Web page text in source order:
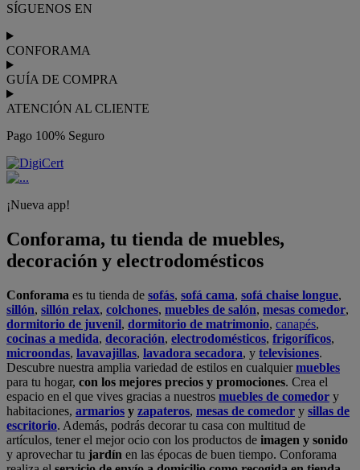
SÍGUENOS EN
CONFORAMA
GUÍA DE COMPRA
ATENCIÓN AL CLIENTE
Pago 100% Seguro
¡Nueva app!
Conforama, tu tienda de muebles,
decoración y electrodomésticos
Conforama es tu tienda de sofás, sofá cama, sofá chaise longue,
sillón, sillón relax, colchones, muebles de salón, mesas comedor,
dormitorio de juvenil, dormitorio de matrimonio, canapés,
cocinas a medida, decoración, electrodomésticos, frigoríficos,
microondas, lavavajillas, lavadora secadora, y televisiones.
Descubre nuestra amplia variedad de estilos en cualquiermuebles
para tu hogar, con los mejores precios y promociones. Crea el
espacio en el que vives gracias a nuestros muebles de comedor y
habitaciones, armarios y zapateros, mesas de comedor y sillas de
escritorio. Además, podrás decorar tu casa con multitud de
artículos, tener el mejor ocio con los productos de imagen y sonido
y aprovechar tu jardín en las épocas de buen tiempo. Conforama